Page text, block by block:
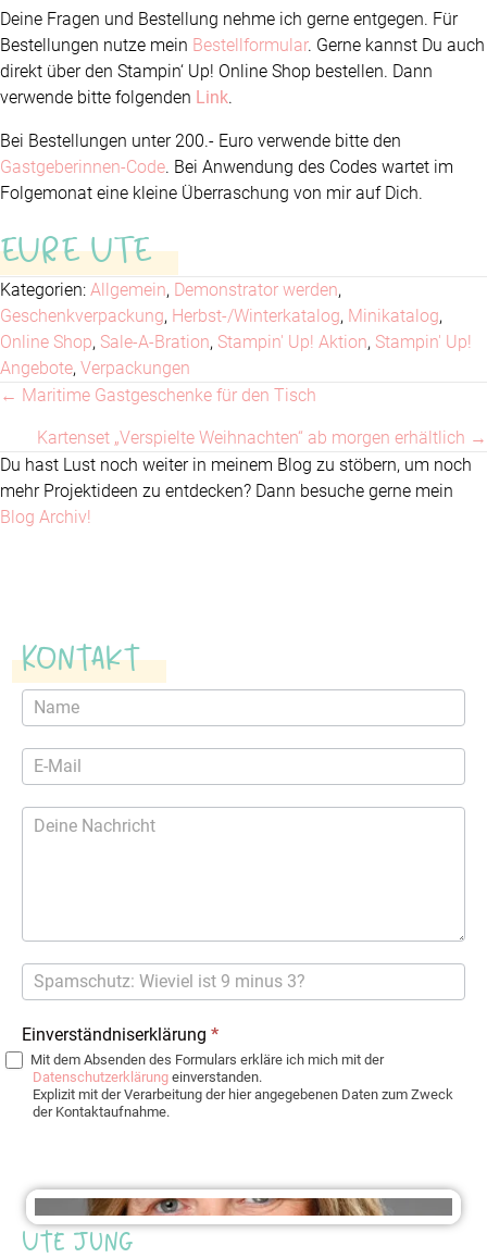
Deine Fragen und Bestellung nehme ich gerne entgegen. Für
Bestellungen nutze mein Bestellformular. Gerne kannst Du auch
direkt über den Stampin‘ Up! Online Shop bestellen. Dann
verwende bitte folgenden Link.
Bei Bestellungen unter 200.- Euro verwende bitte den
Gastgeberinnen-Code. Bei Anwendung des Codes wartet im
Folgemonat eine kleine Überraschung von mir auf Dich.
EURE UTE
Kategorien: Allgemein, Demonstrator werden,
Geschenkverpackung, Herbst-/Winterkatalog, Minikatalog,
Online Shop, Sale-A-Bration, Stampin' Up! Aktion, Stampin' Up!
Angebote, Verpackungen
Posts
navigation
← Maritime Gastgeschenke für den Tisch
Kartenset „Verspielte Weihnachten“ ab morgen erhältlich →
Du hast Lust noch weiter in meinem Blog zu stöbern, um noch
mehr Projektideen zu entdecken? Dann besuche gerne mein
Blog Archiv!
Kontakt
Kontaktformular
Einverständniserklärung *
Mit dem Absenden des Formulars erkläre ich mich mit der
Datenschutzerklärung einverstanden.
Explizit mit der Verarbeitung der hier angegebenen Daten zum Zweck
der Kontaktaufnahme.
Ute Jung